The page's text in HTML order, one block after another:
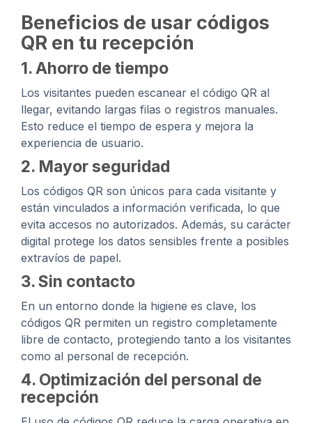
Beneficios de usar códigos
QR en tu recepción
1.Ahorro de tiempo
Los visitantes pueden escanear el código QR al
llegar, evitando largas filas o registros manuales.
Esto reduce el tiempo de espera y mejora la
experiencia de usuario.
2. Mayor seguridad
Los códigos QR son únicos para cada visitante y
están vinculados a información verificada, lo que
evita accesos no autorizados. Además, su carácter
digital protege los datos sensibles frente a posibles
extravíos de papel.
3.Sin contacto
En un entorno donde la higiene es clave, los
códigos QR permiten un registro completamente
libre de contacto, protegiendo tanto a los visitantes
como al personal de recepción.
4. Optimización del personal de
recepción